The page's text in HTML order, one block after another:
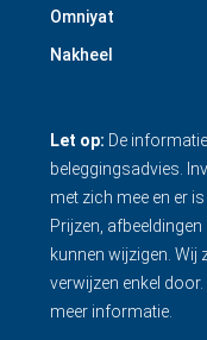
Omniyat
Nakheel
Let op: De
beleggingsadvies.
met zich mee en er
Prijzen,
kunnen wijzigen. Wij
verwijzen enkel door.
meer informatie.